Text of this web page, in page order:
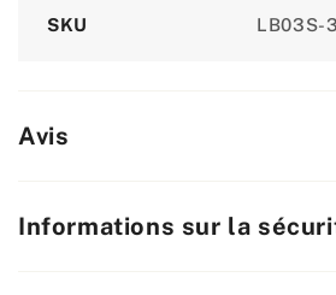
SKU LB03S-
Avis
Informations sur la